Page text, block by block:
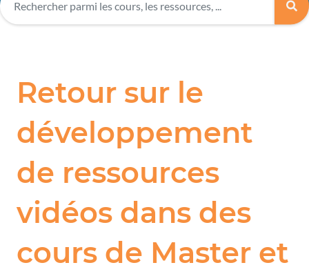
Retour sur le
développement
de ressources
vidéos dans des
cours de Master et